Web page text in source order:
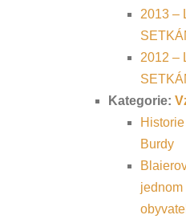
2013 –
2012 –
Kategorie:
Burdy
jednom